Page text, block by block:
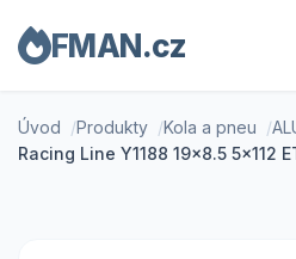
FMAN.cz
Úvod Produkty Kola a pneu
Racing Line Y1188 19x8.5 5x112